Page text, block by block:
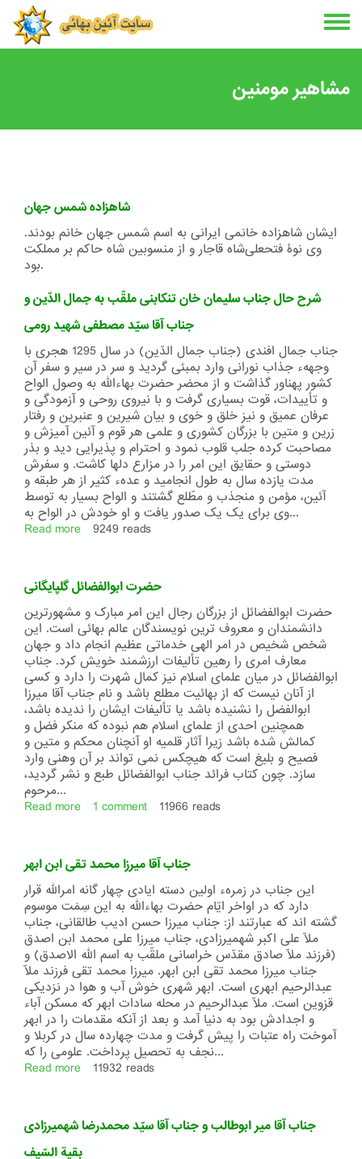
Skip
main
مشاهیر مومنین
شاهزاده شمس جهان
ایشان شاهزاده خانمی ایرانی به اسم شمس جهان خانم بودند.
وی نوۀ فتحعلی‌شاه قاجار و از منسوبین شاه حاکم بر مملکت
بود.
شرح حال جناب سلیمان خان تنکابنی ملقّب به جمال الدّین و
جناب آقا سیّد مصطفی شهید رومی
جناب جمال افندی (جناب جمال الدّین) در سال 1295 هجری با
وجههء جذاب نورانی وارد بمبئی گردید و سر در سیر و سفر آن
کشور پهناور گذاشت و از محضر حضرت بهاءالله به وصول الواح
و تأییدات، قوت بسیاری گرفت و با نیروی روحی و آزمودگی و
عرفان عمیق و نیز خلق و خوی و بیان شیرین و عنبرین و رفتار
زرین و متین با بزرگان کشوری و علمی هر قوم و آئین آمیزش و
مصاحبت کرده جلب قلوب نمود و احترام و پذیرایی دید و بذر
دوستی و حقایق این امر را در مزارع دلها کاشت. و سفرش
مدت یازده سال به طول انجامید و عدهء کثیر از هر طبقه و
آئین، مؤمن و منجذب و مطّلع گشتند و الواح بسیار به توسط
وی برای یک یک صدور یافت و او خودش در الواح به...
Read more about
جناب
سلیمان
خان
تنکابنی
ملقّب
به
جمال
الدّین
و
جناب
آقا
سیّد
مصطفی
شهید
رومی
9249 reads
حضرت ابوالفضائل گلپایگانی
حضرت ابوالفضائل از بزرگان رجال این امر مبارک و مشهورترین
دانشمندان و معروف ترین نویسندگان عالم بهائی است. این
شخص شخیص در امر الهی خدماتی عظیم انجام داد و جهان
معارف امری را رهین تألیفات ارزشمند خویش کرد. جناب
ابوالفضائل در میان علمای اسلام نیز کمال شهرت را دارد و کسی
از آنان نیست که از بهائیت مطلع باشد و نام جناب آقا میرزا
ابوالفضل را نشنیده باشد یا تألیفات ایشان را ندیده باشد،
همچنین احدی از علمای اسلام هم نبوده که منکر فضل و
کمالش شده باشد زیرا آثار قلمیه او آنچنان محکم و متین و
فصیح و بلیغ است که هیچکس نمی تواند بر آن وهنی وارد
سازد. چون کتاب فرائد جناب ابوالفضائل طبع و نشر گردید،
مرحوم...
Read more about
گلپایگانی
1 comment 11966 reads
جناب آقا میرزا محمد تقی ابن ابهر
این جناب در زمرهء اولین دسته ایادی چهار گانه امرالله قرار
دارد که در اواخر ایّام حضرت بهاءالله به این سِمَت موسوم
گشته اند که عبارتند از: جناب میرزا حسن ادیب طالقانی، جناب
ملّا علی اکبر شهمیرزادی، جناب میرزا علی محمد ابن اصدق
(فرزند ملّا صادق مقدّس خراسانی ملقّب به اسم الله الاصدق) و
جناب میرزا محمد تقی ابن ابهر. میرزا محمد تقی فرزند ملّا
عبدالرحیم ابهری است. ابهر شهری خوش آب و هوا در نزدیکی
قزوین است. ملّا عبدالرحیم در محله سادات ابهر که مسکن آباء
و اجدادش بود به دنیا آمد و بعد از آنکه مقدمات را در ابهر
آموخت راه عتبات را پیش گرفت و مدت چهارده سال در کربلا و
نجف به تحصیل پرداخت. علومی را که...
Read more about
میرزا
محمد
تقی
11932 reads
جناب آقا میر ابوطالب و جناب آقا سیّد محمدرضا شهمیرزادی
بقیة السّیف